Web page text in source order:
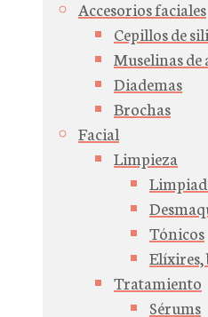
Accesorios faciales
Cepillos de
Muselinas
Diademas
Brochas
Facial
Limpieza
Tónicos
Elíxires,
Tratamiento
Sérums